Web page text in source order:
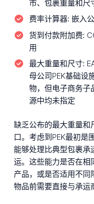
市、包裹重量和尺
费率计算器: 嵌入
货到付款附加费:
用
最大重量和尺寸:
母公司PEK基础设
物，但电子商务子
源中均未指定
缺乏公布的最大重量和
口。考虑到PEK最初是
能够处理比典型包裹承
运。这些能力是否在相
产品，或是否适用不同
物品前需要直接与承运